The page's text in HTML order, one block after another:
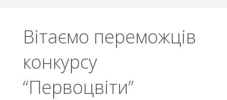
Вітаємо переможців
конкурсу
“Первоцвіти”